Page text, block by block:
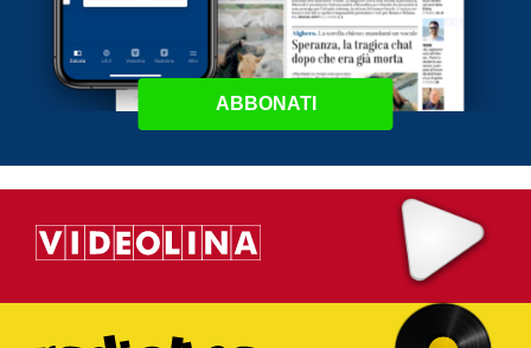
ABBONATI